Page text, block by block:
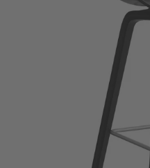
Wunschliste hinzufügen